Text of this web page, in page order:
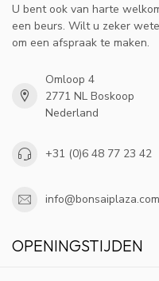
U bent ook van harte
een beurs. Wilt u zeker
om een afspraak te maken.
Omloop 4
2771 NL Boskoop
Nederland
+31 (0)6 48 77 23 42
info@bonsaiplaza.com
OPENINGSTIJDEN